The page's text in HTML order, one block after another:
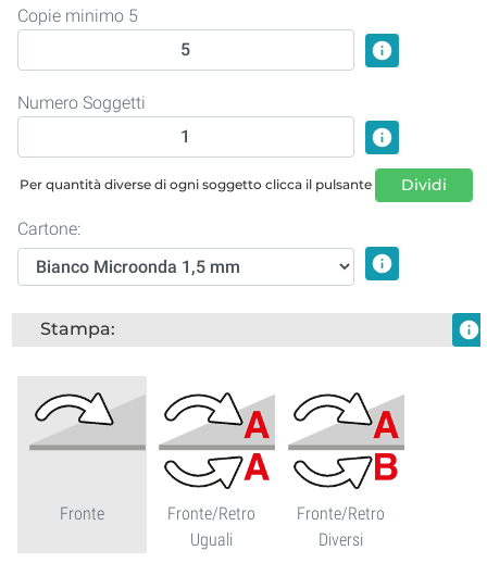
Copie minimo 5
info
Numero Soggetti
info
Per quantità diverse di ogni soggetto clicca il pulsante Dividi
Cartone:
info
Stampa: info
Fronte
Fronte/Retro
Uguali
Fronte/Retro
Diversi